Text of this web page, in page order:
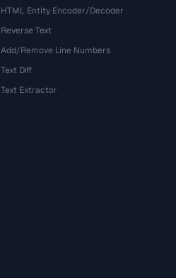
HTML Entity Encoder/Decoder
Reverse Text
Add/Remove Line Numbers
Text Diff
Text Extractor